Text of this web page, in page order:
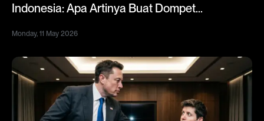
Indonesia: Apa Artinya Buat Dompet
Monday, 11 May 2026